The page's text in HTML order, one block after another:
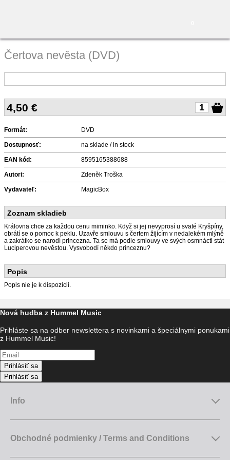
Čertova nevěsta (DVD)
4,50 €
Formát: DVD
Dostupnosť: na sklade / in stock
EAN kód: 8595165388688
Autori: Zdeněk Troška
Vydavateľ: MagicBox
Zoznam skladieb
Královna chce za každou cenu miminko. Když si jej nevyprosí u svaté Kryšpíny,
obrátí se o pomoc k peklu. Uzavře smlouvu s čertem žijícím v nedalekém mlýně
a zakrátko se narodí princezna. Ta se má podle smlouvy ve svých osmnácti stát
Luciperovou nevěstou. Vysvobodí někdo princeznu?
Popis
Popis nie je k dispozícii.
Nová hudba z Hummel Music
Prihláste sa na odber newslettera s novinkami a špeciálnymi ponukami
z Hummel Music!
Prihlásiť sa
Prihlásiť sa
Info
Obchodné podmienky / Terms and Conditions